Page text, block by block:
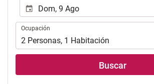
que
realizar
búsqueda
de
inicio
fin
para
realizar
Ocupación
Ocupación
2 Personas, 1 Habitación
Buscar